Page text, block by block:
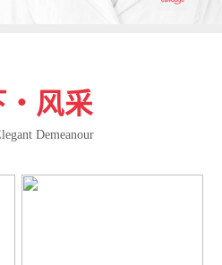
・风采
Demeanour